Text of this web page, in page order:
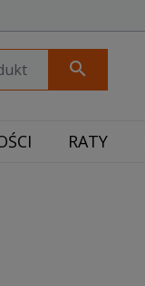
search
RATY